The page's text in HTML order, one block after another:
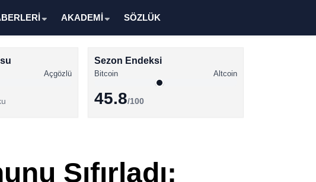
AKADEMİ SÖZLÜK
Açgözlü
Sezon Endeksi
Bitcoin Altcoin
45.8/100
Sıfırladı: